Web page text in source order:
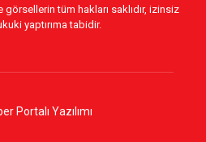
tüm hakları saklıdır, izinsiz
yaptırıma tabidir.
Portalı Yazılımı